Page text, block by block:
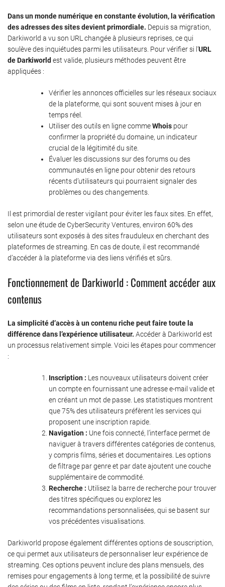
Dans un monde numérique en constante évolution, la vérification
des adresses des sites devient primordiale. Depuis sa migration,
Darkiworld a vu son URL changée à plusieurs reprises, ce qui
soulève des inquiétudes parmi les utilisateurs. Pour vérifier si l’URL
de Darkiworld est valide, plusieurs méthodes peuvent être
appliquées :
Vérifier les annonces officielles sur les réseaux sociaux
de la plateforme, qui sont souvent mises à jour en
temps réel.
Utiliser des outils en ligne commeWhois pour
confirmer la propriété du domaine, un indicateur
crucial de la légitimité du site.
Évaluer les discussions sur des forums ou des
communautés en ligne pour obtenir des retours
récents d’utilisateurs qui pourraient signaler des
problèmes ou des changements.
Il est primordial de rester vigilant pour éviter les faux sites. En effet,
selon une étude de CyberSecurity Ventures, environ 60% des
utilisateurs sont exposés à des sites frauduleux en cherchant des
plateformes de streaming. En cas de doute, il est recommandé
d’accéder à la plateforme via des liens vérifiés et sûrs.
Fonctionnement de Darkiworld : Comment accéder aux
contenus
La simplicité d’accès à un contenu riche peut faire toute la
différence dans l’expérience utilisateur. Accéder à Darkiworld est
un processus relativement simple. Voici les étapes pour commencer
:
Inscription : Les nouveaux utilisateurs doivent créer
un compte en fournissant une adresse e-mail valide et
en créant un mot de passe. Les statistiques montrent
que 75% des utilisateurs préfèrent les services qui
proposent une inscription rapide.
Navigation : Une fois connecté, l’interface permet de
naviguer à travers différentes catégories de contenus,
y compris films, séries et documentaires. Les options
de filtrage par genre et par date ajoutent une couche
supplémentaire de commodité.
Recherche : Utilisez la barre de recherche pour trouver
des titres spécifiques ou explorez les
recommandations personnalisées, qui se basent sur
vos précédentes visualisations.
Darkiworld propose également différentes options de souscription,
ce qui permet aux utilisateurs de personnaliser leur expérience de
streaming. Ces options peuvent inclure des plans mensuels, des
remises pour engagements à long terme, et la possibilité de suivre